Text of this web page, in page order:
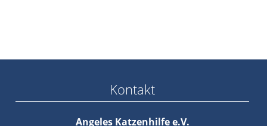
Kontakt
Angeles Katzenhilfe e.V.